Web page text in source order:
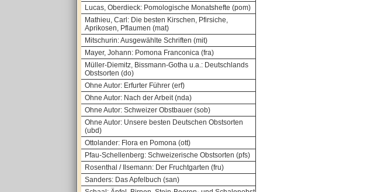
Lucas, Oberdieck: Pomologische Monatshefte (pom)
Mathieu, Carl: Die besten Kirschen, Pfirsiche,
Aprikosen, Pflaumen (mat)
Mitschurin: Ausgewählte Schriften (mit)
Mayer, Johann: Pomona Franconica (fra)
Müller-Diemitz, Bissmann-Gotha u.a.: Deutschlands
Obstsorten (do)
Ohne Autor: Erfurter Führer (erf)
Ohne Autor: Nach der Arbeit (nda)
Ohne Autor: Schweizer Obstbauer (sob)
Ohne Autor: Unsere besten Deutschen Obstsorten
(ubd)
Ottolander: Flora en Pomona (ott)
Pfau-Schellenberg: Schweizerische Obstsorten (pfs)
Rosenthal / Ilsemann: Der Fruchtgarten (fru)
Sanders: Das Apfelbuch (san)